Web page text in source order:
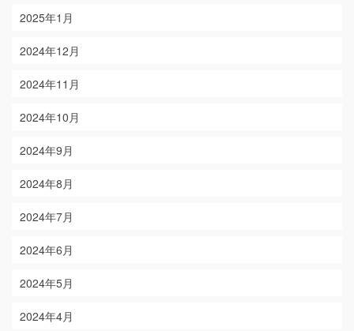
2025年1月
2024年12月
2024年11月
2024年10月
2024年9月
2024年8月
2024年7月
2024年6月
2024年5月
2024年4月